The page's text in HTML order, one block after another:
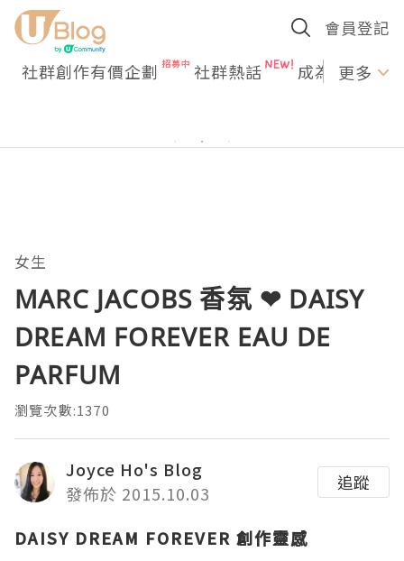
會員登記
社群創作有價企劃 社群熱話 成為U更多
女生
MARC JACOBS 香氛 ❤ DAISY
DREAM FOREVER EAU DE
PARFUM
瀏覽次數:1370
Joyce Ho's Blog
發佈於 2015.10.03
追蹤
DAISY DREAM FOREVER 創作靈感